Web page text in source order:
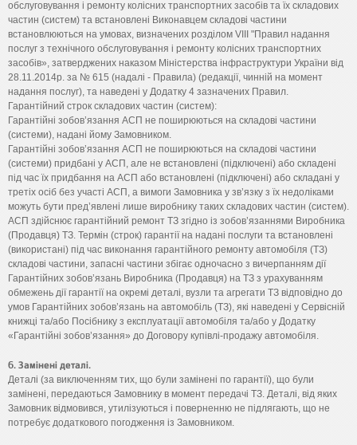
обслуговування і ремонту колісних транспортних засобів та їх складових
частин (систем) та встановлені Виконавцем складові частини
встановлюються на умовах, визначених розділом VIII "Правил надання
послуг з технічного обслуговування і ремонту колісних транспортних
засобів», затверджених наказом Міністерства інфраструктури України від
28.11.2014р. за № 615 (надалі - Правила) (редакції, чинній на момент
надання послуг), та наведені у Додатку 4 зазначених Правил.
Гарантійний строк складових частин (систем):
Гарантійні зобов’язання АСП не поширюються на складові частини
(системи), надані йому Замовником.
Гарантійні зобов’язання АСП не поширюються на складові частини
(системи) придбані у АСП, але не встановлені (підключені) або складені
під час їх придбання на АСП або встановлені (підключені) або складані у
третіх осіб без участі АСП, а вимоги Замовника у зв’язку з їх недоліками
можуть бути пред’явлені лише виробнику таких складових частин (систем).
АСП здійснює гарантійний ремонт ТЗ згідно із зобов’язаннями Виробника
(Продавця) ТЗ. Термін (строк) гарантії на надані послуги та встановлені
(використані) під час виконання гарантійного ремонту автомобіля (ТЗ)
складові частини, запасні частини збігає одночасно з вичерпанням дії
Гарантійних зобов’язань Виробника (Продавця) на ТЗ з урахуванням
обмежень дії гарантії на окремі деталі, вузли та агрегати ТЗ відповідно до
умов Гарантійних зобов’язань на автомобіль (ТЗ), які наведені у Сервісній
книжці та/або Посібнику з експлуатації автомобіля та/або у Додатку
«Гарантійні зобов’язання» до Договору купівлі-продажу автомобіля.
6. Замінені деталі.
Деталі (за виключенням тих, що були замінені по гарантії), що були
замінені, передаються Замовнику в момент передачі ТЗ. Деталі, від яких
Замовник відмовився, утилізуються і поверненню не підлягають, що не
потребує додаткового погодження із Замовником.